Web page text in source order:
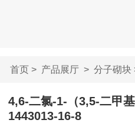
首页> 产品展厅> 分子砌块
苯）...
4,6-二氯-1-（3,5-二甲
1443013-16-8